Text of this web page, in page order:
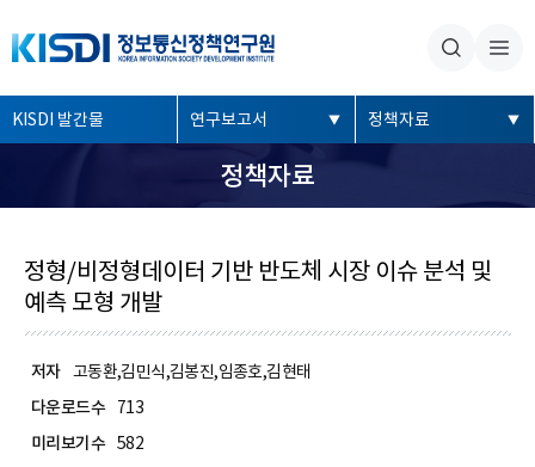
좌
측
KISDI 발간물 연구보고서 정책자료
정책자료
정형/비정형데이터 기반 반도체 시장 이슈 분석 및
예측 모형 개발
저자 고동환,김민식,김봉진,임종호,김현태
다운로드수
713
미리보기수 582